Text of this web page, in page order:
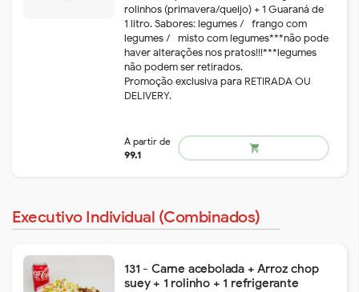
A partir de
133.9
rolinhos (primavera/queijo) + 1 Guaraná de
1 litro. Sabores: legumes /- frango com
legumes /- misto com legumes***não pode
haver alterações nos pratos!!!***legumes
não podem ser retirados.
Promoção exclusiva para RETIRADA OU
DELIVERY.
Executivo Individual (Combinados)
131 - Carne acebolada + Arroz chop
suey + 1 rolinho + 1 refrigerante